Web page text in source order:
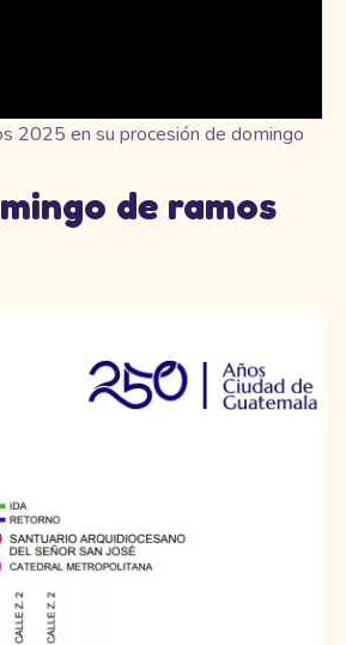
2025 en su procesión de domingo
de ramos